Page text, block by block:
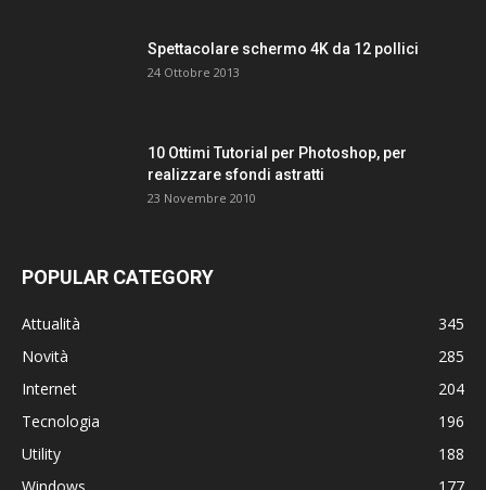
Spettacolare schermo 4K da 12 pollici
24 Ottobre 2013
10 Ottimi Tutorial per Photoshop, per
realizzare sfondi astratti
23 Novembre 2010
POPULAR CATEGORY
Attualità
345
Novità
285
Internet
204
Tecnologia
196
Utility
188